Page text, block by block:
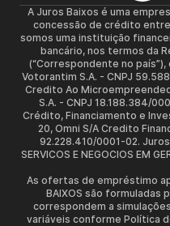
A Juros Baixos é uma
concessão de crédito
somos uma instituição
bancário, nos termos da
(“Correspondente no
Votorantim S.A. - CNPJ
Credito Ao
S.A. - CNPJ 18.188.384/
Crédito, Financiamento e
20, Omni S/A Credito
92.228.410/0001-02. Juros
SERVICOS E NEGOCIOS EM
As ofertas de empréstimo
BAIXOS são formuladas
correspondem a
variáveis conforme Política